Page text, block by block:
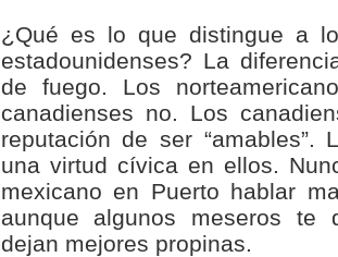
¿Qué es lo que distingue a
estadounidenses? La
de fuego. Los
canadienses no. Los
reputación de ser “amables”.
una virtud cívica en ellos.
mexicano en Puerto hablar
aunque algunos meseros te
dejan mejores propinas.